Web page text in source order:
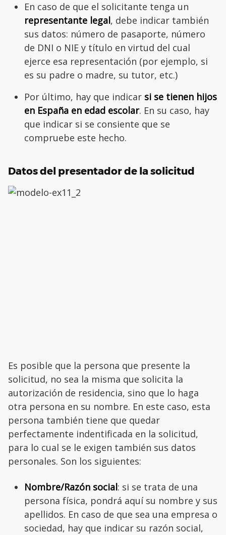
En caso de que el solicitante tenga un
representante legal, debe indicar también
sus datos: número de pasaporte, número
de DNI o NIE y título en virtud del cual
ejerce esa representación (por ejemplo, si
es su padre o madre, su tutor, etc.)
Por último, hay que indicar si se tienen hijos
en España en edad escolar. En su caso, hay
que indicar si se consiente que se
compruebe este hecho.
Datos del presentador de la solicitud
Es posible que la persona que presente la
solicitud, no sea la misma que solicita la
autorización de residencia, sino que lo haga
otra persona en su nombre. En este caso, esta
persona también tiene que quedar
perfectamente indentificada en la solicitud,
para lo cual se le exigen también sus datos
personales. Son los siguientes:
Nombre/Razón social: si se trata de una
persona física, pondrá aquí su nombre y sus
apellidos. En caso de que sea una empresa o
sociedad, hay que indicar su razón social,